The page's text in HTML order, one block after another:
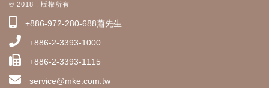
© 2018 . 版權所有
+886-972-280-688蕭先生
+886-2-3393-1000
+886-2-3393-1115
service@mke.com.tw